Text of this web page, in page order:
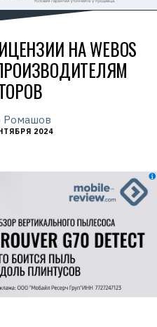
НА WEBOS
Ромашов
2024